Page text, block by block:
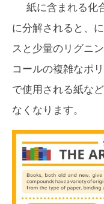
紙に含まれる化
に分解されると、
スと少量のリグニン
コールの複雑なポ
で使用される紙な
なくなります。